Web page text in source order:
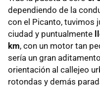
dependiendo de la
con el Picanto, tuvimos
ciudad y puntualmente
km, con un motor tan
sería un gran
orientación al callejeo
rotondas y demás